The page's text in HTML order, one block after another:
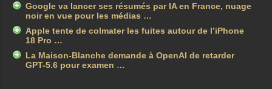
Google va lancer ses résumés par IA en France, nuage
noir en vue pour les médias …
Apple tente de colmater les fuites autour de l’iPhone
18 Pro …
La Maison-Blanche demande à OpenAI de retarder
GPT-5.6 pour examen …